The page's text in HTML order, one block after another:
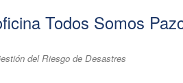
Todos Somos
del Riesgo de Desastres